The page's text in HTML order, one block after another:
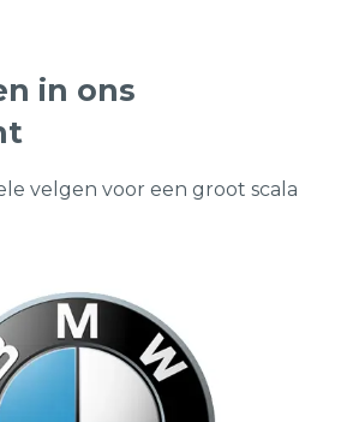
in ons
velgen voor een groot scala